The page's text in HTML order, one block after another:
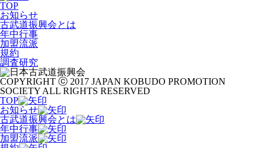
TOP
お知らせ
古武道振興会とは
年中行事
加盟流派
規約
調査研究
COPYRIGHT ⓒ 2017 JAPAN KOBUDO PROMOTION
SOCIETY ALL RIGHTS RESERVED
TOP
お知らせ
古武道振興会とは
年中行事
加盟流派